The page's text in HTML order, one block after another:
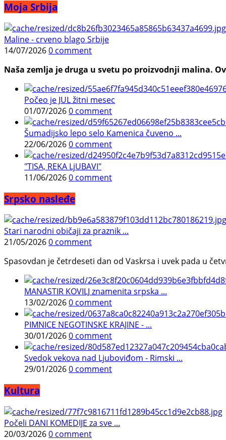
Moja Srbija
Maline - crveno blago Srbije
14/07/20260 comment
Naša zemlja je druga u svetu po proizvodnji malina.
Počeo je JUL žitni mesec
01/07/20260 comment
Šumadijsko lepo selo Kamenica čuveno ...
22/06/20260 comment
"TISA, REKA LjUBAVI"
11/06/20260 comment
Srpsko nasleđe
Stari narodni običaji za praznik ...
21/05/20260 comment
Spasovdan je četrdeseti dan od Vaskrsa i uvek pada u
MANASTIR KOVILJ znamenita srpska ...
13/02/20260 comment
PIMNICE NEGOTINSKE KRAJINE - ...
30/01/20260 comment
Svedok vekova nad Ljuboviđom - Rimski ...
29/01/20260 comment
Kultura
Počeli DANI KOMEDIJE za sve ...
20/03/20260 comment